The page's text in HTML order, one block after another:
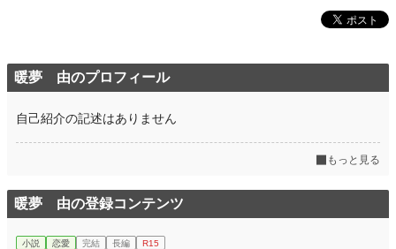
暖夢 由のプロフィール
自己紹介の記述はありません
もっと見る
暖夢 由の登録コンテンツ
小説 恋愛 完結 長編 R15